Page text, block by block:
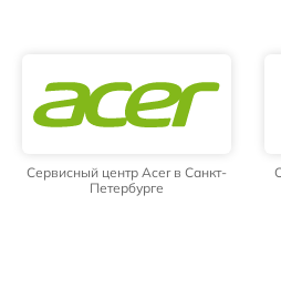
Сервисный центр Acer в Санкт-
Петербурге